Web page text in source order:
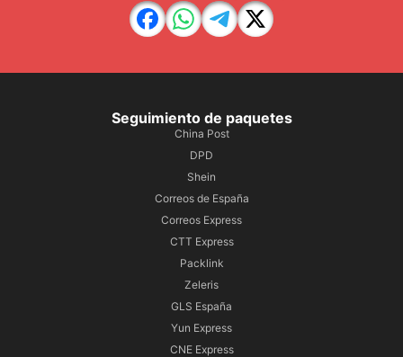
Seguimiento de paquetes
China Post
DPD
Shein
Correos de España
Correos Express
CTT Express
Packlink
Zeleris
GLS España
Yun Express
CNE Express